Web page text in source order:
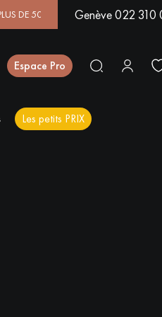
MODÈLES EN SHOWROOM |
Genève 022
Espace Pro
Les petits PRIX